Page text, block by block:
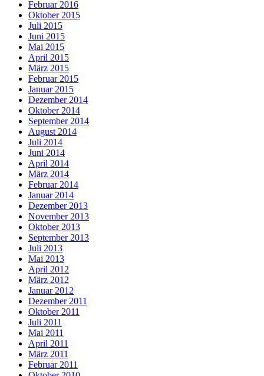
Februar 2016
Oktober 2015
Juli 2015
Juni 2015
Mai 2015
April 2015
März 2015
Februar 2015
Januar 2015
Dezember 2014
Oktober 2014
September 2014
August 2014
Juli 2014
Juni 2014
April 2014
März 2014
Februar 2014
Januar 2014
Dezember 2013
November 2013
Oktober 2013
September 2013
Juli 2013
Mai 2013
April 2012
März 2012
Januar 2012
Dezember 2011
Oktober 2011
Juli 2011
Mai 2011
April 2011
März 2011
Februar 2011